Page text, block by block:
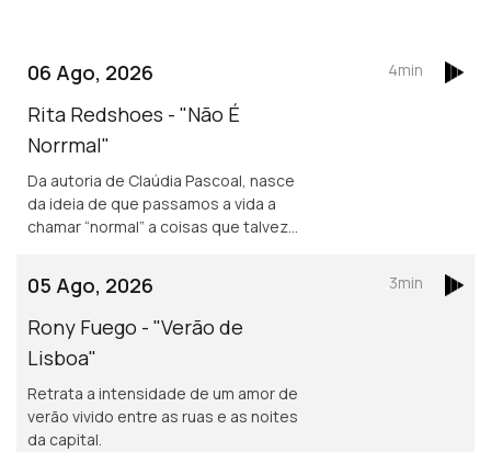
06 Ago, 2026
Rita Redshoes - "Não É
Norrmal"
Da autoria de Claúdia Pascoal, nasce
da ideia de que passamos a vida a
chamar “normal” a coisas que talvez
4min
05 Ago, 2026
Rony Fuego - "Verão de
Lisboa"
Retrata a intensidade de um amor de
verão vivido entre as ruas e as noites
da capital.
3min